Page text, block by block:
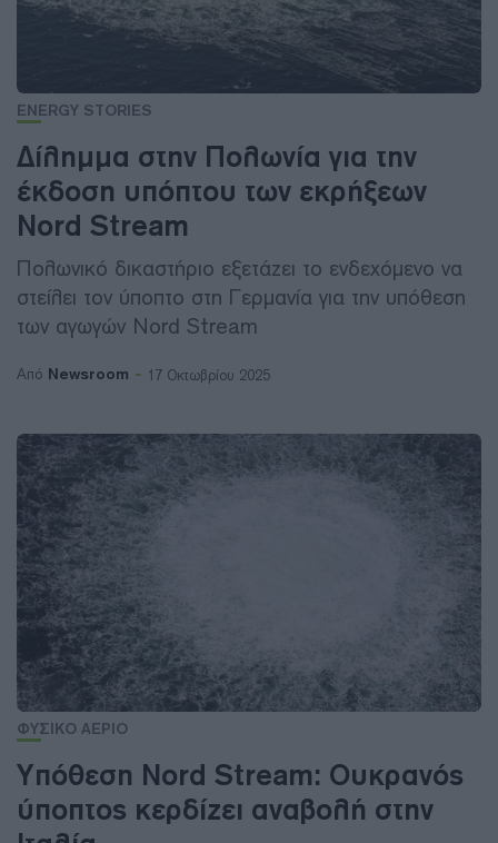
ENERGY STORIES
Δίλημμα στην Πολωνία για την
έκδοση υπόπτου των εκρήξεων
Nord Stream
Πολωνικό δικαστήριο εξετάζει το ενδεχόμενο να
στείλει τον ύποπτο στη Γερμανία για την υπόθεση
των αγωγών Nord Stream
Από Newsroom 17 Οκτωβρίου 2025
ΦΥΣΙΚΟ ΑΕΡΙΟ
Υπόθεση Nord Stream: Ουκρανός
ύποπτος κερδίζει αναβολή στην